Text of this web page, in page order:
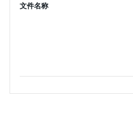
文件名称